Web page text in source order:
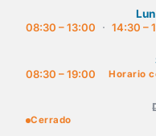
08:30 – 13:00
· 14:30 –
08:30 – 19:00
Horario
Cerrado